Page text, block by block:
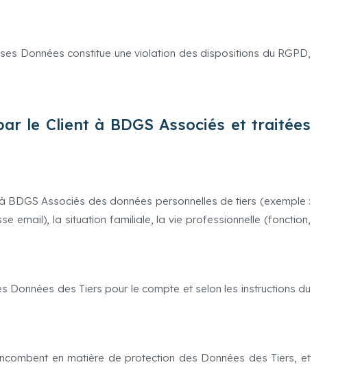
Données constitue une violation des dispositions du RGPD,
le Client à BDGS Associés et traitées
BDGS Associés des données personnelles de tiers (exemple :
email), la situation familiale, la vie professionnelle (fonction,
Données des Tiers pour le compte et selon les instructions du
en matière de protection des Données des Tiers, et